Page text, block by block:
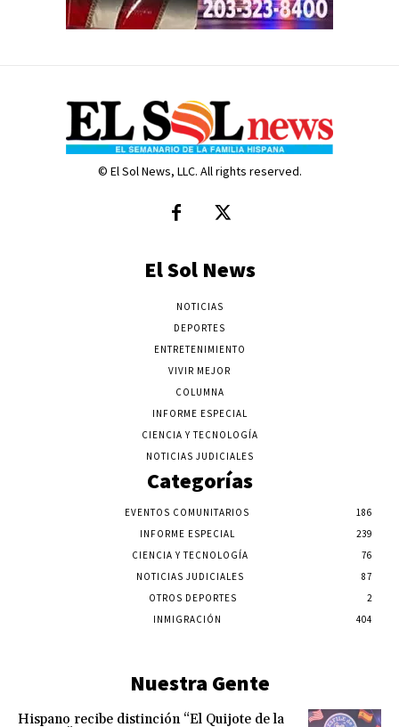
© El Sol News, LLC. All rights reserved.
El Sol News
NOTICIAS
DEPORTES
ENTRETENIMIENTO
VIVIR MEJOR
COLUMNA
INFORME ESPECIAL
CIENCIA Y TECNOLOGÍA
NOTICIAS JUDICIALES
Categorías
EVENTOS COMUNITARIOS
186
INFORME ESPECIAL
239
CIENCIA Y TECNOLOGÍA
76
NOTICIAS JUDICIALES
87
OTROS DEPORTES
2
INMIGRACIÓN
404
Nuestra Gente
Hispano recibe distinción “El Quijote de la